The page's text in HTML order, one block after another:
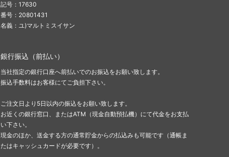
記号：17630
番号：20801431
名義：ユ)マルトミスイサン
銀行振込（前払い）
当社指定の銀行口座へ前払いでのお振込をお願い致します。
振込手数料はお客様にてご負担下さい。
ご注文日より5日以内の振込をお願い致します。
お近くの銀行窓口、またはATM（現金自動預払機）にて代金をお支払
い下さい。
現金のほか、送金する方の通常貯金からの払込みも可能です（通帳ま
たはキャッシュカードが必要です）。